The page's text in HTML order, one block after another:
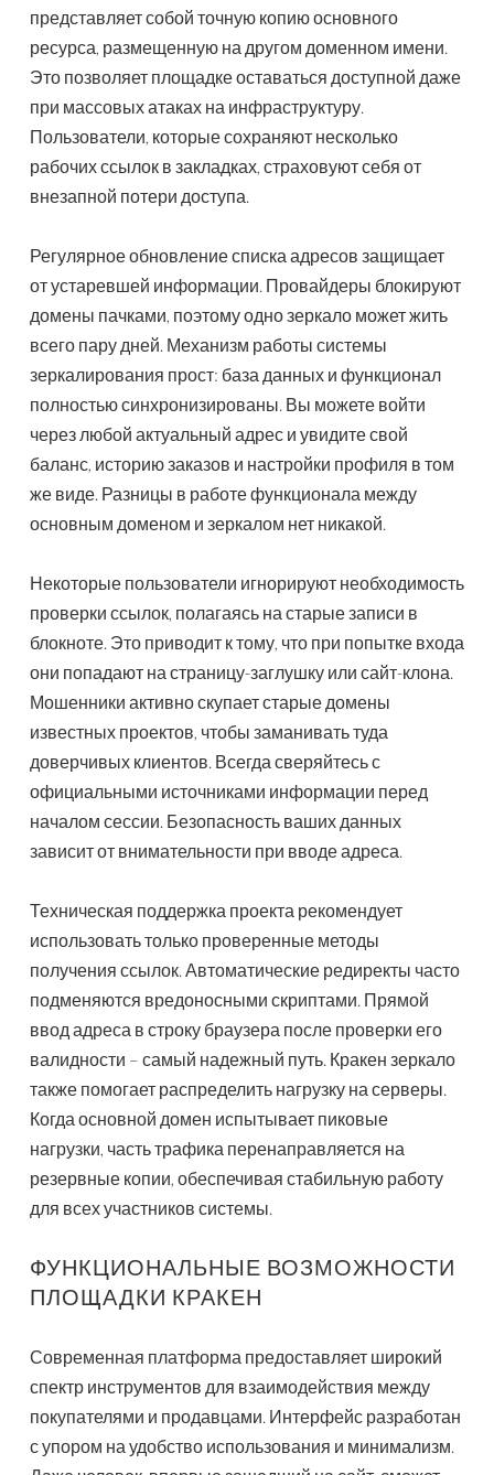
представляет собой точную копию основного
ресурса, размещенную на другом доменном имени.
Это позволяет площадке оставаться доступной даже
при массовых атаках на инфраструктуру.
Пользователи, которые сохраняют несколько
рабочих ссылок в закладках, страховуют себя от
внезапной потери доступа.
Регулярное обновление списка адресов защищает
от устаревшей информации. Провайдеры блокируют
домены пачками, поэтому одно зеркало может жить
всего пару дней. Механизм работы системы
зеркалирования прост: база данных и функционал
полностью синхронизированы. Вы можете войти
через любой актуальный адрес и увидите свой
баланс, историю заказов и настройки профиля в том
же виде. Разницы в работе функционала между
основным доменом и зеркалом нет никакой.
Некоторые пользователи игнорируют необходимость
проверки ссылок, полагаясь на старые записи в
блокноте. Это приводит к тому, что при попытке входа
они попадают на страницу-заглушку или сайт-клона.
Мошенники активно скупает старые домены
известных проектов, чтобы заманивать туда
доверчивых клиентов. Всегда сверяйтесь с
официальными источниками информации перед
началом сессии. Безопасность ваших данных
зависит от внимательности при вводе адреса.
Техническая поддержка проекта рекомендует
использовать только проверенные методы
получения ссылок. Автоматические редиректы часто
подменяются вредоносными скриптами. Прямой
ввод адреса в строку браузера после проверки его
валидности – самый надежный путь. Кракен зеркало
также помогает распределить нагрузку на серверы.
Когда основной домен испытывает пиковые
нагрузки, часть трафика перенаправляется на
резервные копии, обеспечивая стабильную работу
для всех участников системы.
ФУНКЦИОНАЛЬНЫЕ ВОЗМОЖНОСТИ
ПЛОЩАДКИ КРАКЕН
Современная платформа предоставляет широкий
спектр инструментов для взаимодействия между
покупателями и продавцами. Интерфейс разработан
с упором на удобство использования и минимализм.